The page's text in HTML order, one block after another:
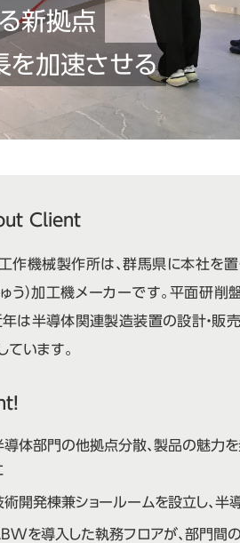
新拠点
を加速させる
Client
作機械製作所は、群馬県に本社を
ゅう）加工機メーカーです。平面研
年は半導体関連製造装置の設計・販
ています。
導体部門の他拠点分散、製品の魅力
術開発棟兼ショールームを設立し、半
を導入した執務フロアが、部門間